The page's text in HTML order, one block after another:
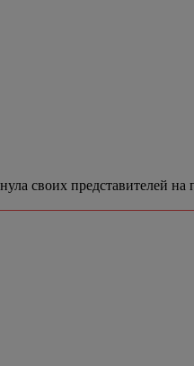
своих представителей на